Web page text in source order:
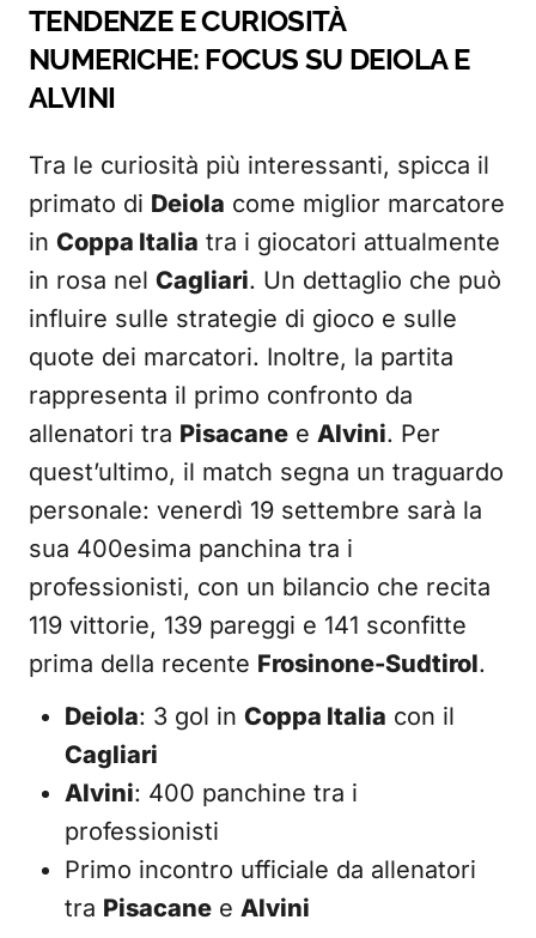
TENDENZE E CURIOSITÀ
NUMERICHE: FOCUS SU DEIOLA E
ALVINI
Tra le curiosità più interessanti, spicca il
primato di Deiola come miglior marcatore
in Coppa Italia tra i giocatori attualmente
in rosa nel Cagliari. Un dettaglio che può
influire sulle strategie di gioco e sulle
quote dei marcatori. Inoltre, la partita
rappresenta il primo confronto da
allenatori tra Pisacane e Alvini. Per
quest’ultimo, il match segna un traguardo
personale: venerdì 19 settembre sarà la
sua 400esima panchina tra i
professionisti, con un bilancio che recita
119 vittorie, 139 pareggi e 141 sconfitte
prima della recente Frosinone-Sudtirol.
Deiola: 3 gol in Coppa Italia con il
Cagliari
Alvini: 400 panchine tra i
professionisti
Primo incontro ufficiale da allenatori
tra Pisacane e Alvini